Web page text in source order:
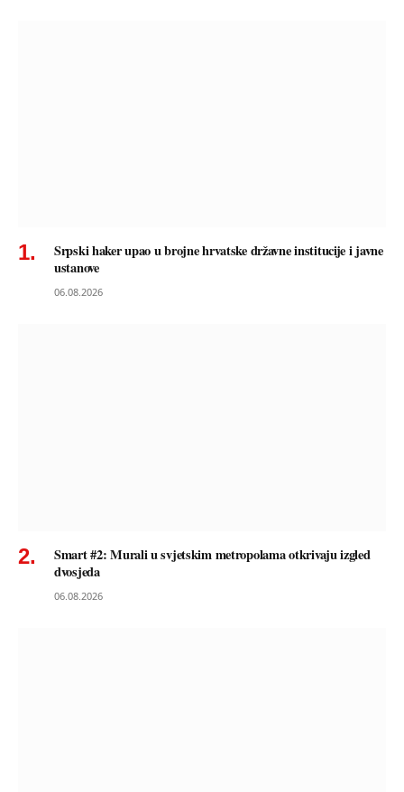
Srpski haker upao u brojne hrvatske državne institucije i javne
ustanove
06.08.2026
Smart #2: Murali u svjetskim metropolama otkrivaju izgled
dvosjeda
06.08.2026